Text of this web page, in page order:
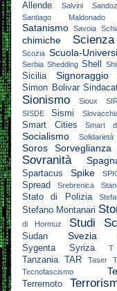
Allende
Salvini Sandoz
Santiago Maldonado
Satanismo Savoia
chimiche
Scienza
Scozia Scuola-
Serbia Shedding Shell
Sicilia Signoraggio
Simon Bolivar
Sionismo Sioux
SISDE Sismi
Smart Cities Smart
Socialismo Solidarietà
Soros Sorveglianza
Sovranità
Spartacus Spike
Spread
Srebrenica
Stato di Polizia
Stefano Montanari
di Hormuz
Studi
Sudan Svezia
Sygenta Syriza T
Tanzania
TAR Taser
Tecnofascismo
Terremoto